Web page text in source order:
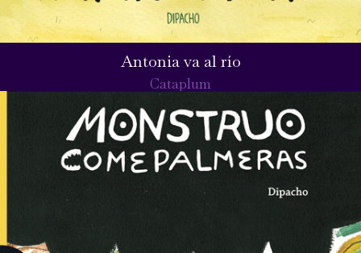
Antonia va al río
Cataplum